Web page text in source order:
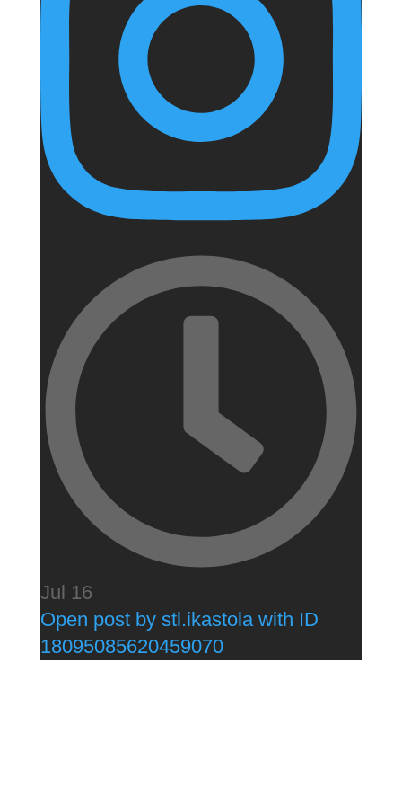
Jul 16
Open post by stl.ikastola with ID
18095085620459070